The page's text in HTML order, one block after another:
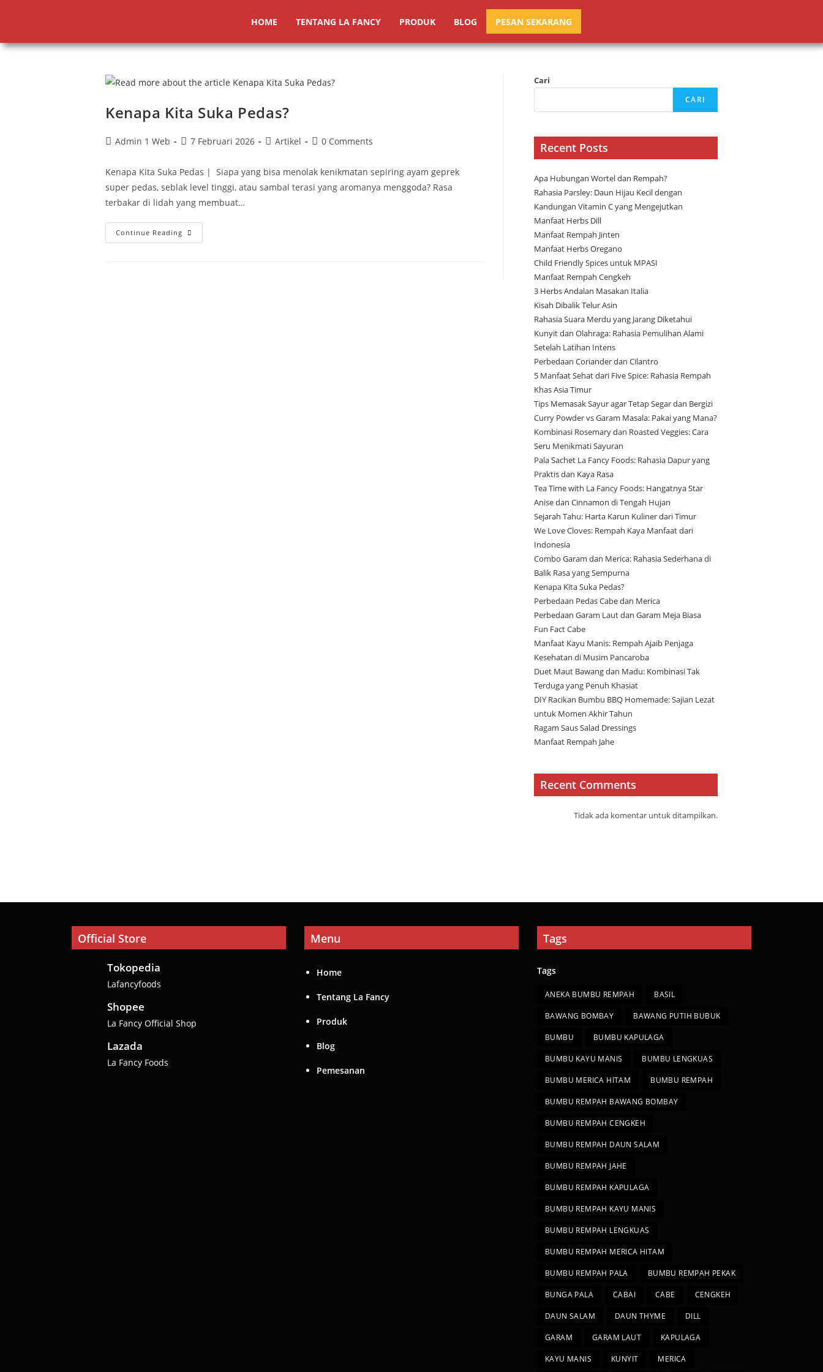
HOME TENTANG LA FANCY PRODUK BLOG PESAN SEKARANG
Kenapa Kita Suka Pedas?
Admin 1 Web 7 Februari 2026 Artikel 0 Comments
Kenapa Kita Suka Pedas | Siapa yang bisa menolak kenikmatan sepiring ayam geprek
super pedas, seblak level tinggi, atau sambal terasi yang aromanya menggoda? Rasa
terbakar di lidah yang membuat…
Continue Reading
Cari
CARI
Recent Posts
Apa Hubungan Wortel dan Rempah?
Rahasia Parsley: Daun Hijau Kecil dengan
Kandungan Vitamin C yang Mengejutkan
Manfaat Herbs Dill
Manfaat Rempah Jinten
Manfaat Herbs Oregano
Child Friendly Spices untuk MPASI
Manfaat Rempah Cengkeh
3 Herbs Andalan Masakan Italia
Kisah Dibalik Telur Asin
Rahasia Suara Merdu yang Jarang Diketahui
Kunyit dan Olahraga: Rahasia Pemulihan Alami
Setelah Latihan Intens
Perbedaan Coriander dan Cilantro
5 Manfaat Sehat dari Five Spice: Rahasia Rempah
Khas Asia Timur
Tips Memasak Sayur agar Tetap Segar dan Bergizi
Curry Powder vs Garam Masala: Pakai yang Mana?
Kombinasi Rosemary dan Roasted Veggies: Cara
Seru Menikmati Sayuran
Pala Sachet La Fancy Foods: Rahasia Dapur yang
Praktis dan Kaya Rasa
Tea Time with La Fancy Foods: Hangatnya Star
Anise dan Cinnamon di Tengah Hujan
Sejarah Tahu: Harta Karun Kuliner dari Timur
We Love Cloves: Rempah Kaya Manfaat dari
Indonesia
Combo Garam dan Merica: Rahasia Sederhana di
Balik Rasa yang Sempurna
Kenapa Kita Suka Pedas?
Perbedaan Pedas Cabe dan Merica
Perbedaan Garam Laut dan Garam Meja Biasa
Fun Fact Cabe
Manfaat Kayu Manis: Rempah Ajaib Penjaga
Kesehatan di Musim Pancaroba
Duet Maut Bawang dan Madu: Kombinasi Tak
Terduga yang Penuh Khasiat
DIY Racikan Bumbu BBQ Homemade: Sajian Lezat
untuk Momen Akhir Tahun
Ragam Saus Salad Dressings
Manfaat Rempah Jahe
Recent Comments
Tidak ada komentar untuk ditampilkan.
Official Store
Tokopedia
Lafancyfoods
Shopee
La Fancy Official Shop
Lazada
La Fancy Foods
Menu
Home
Tentang La Fancy
Produk
Blog
Pemesanan
Tags
Tags
ANEKA BUMBU REMPAH BASIL
BAWANG BOMBAY BAWANG PUTIH BUBUK
BUMBU BUMBU KAPULAGA
BUMBU KAYU MANIS BUMBU LENGKUAS
BUMBU MERICA HITAM BUMBU REMPAH
BUMBU REMPAH BAWANG BOMBAY
BUMBU REMPAH CENGKEH
BUMBU REMPAH DAUN SALAM
BUMBU REMPAH JAHE
BUMBU REMPAH KAPULAGA
BUMBU REMPAH KAYU MANIS
BUMBU REMPAH LENGKUAS
BUMBU REMPAH MERICA HITAM
BUMBU REMPAH PALA BUMBU REMPAH PEKAK
BUNGA PALA CABAI CABE CENGKEH
DAUN SALAM DAUN THYME DILL
GARAM GARAM LAUT KAPULAGA
KAYU MANIS KUNYIT MERICA